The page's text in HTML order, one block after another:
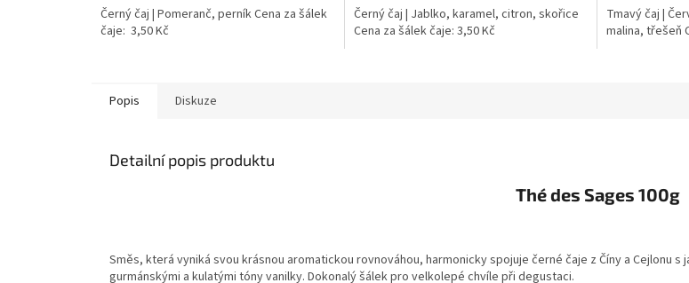
Černý čaj | Pomeranč, perník Cena za šálek
čaje: 3,50 Kč
Černý čaj | Jablko, karamel, citron, skořice
Cena za šálek čaje: 3,50 Kč
Tmavý čaj |
malina, třešeň
Popis Diskuze
Detailní popis produktu
Thé des Sages 100g
Směs, která vyniká svou krásnou aromatickou rovnováhou, harmonicky spojuje černé čaje z Číny a Cejlonu
gurmánskými a kulatými tóny vanilky. Dokonalý šálek pro velkolepé chvíle při degustaci.